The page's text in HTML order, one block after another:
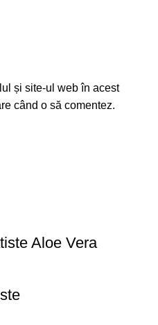
și site-ul web în acest
când o să comentez.
Aloe Vera